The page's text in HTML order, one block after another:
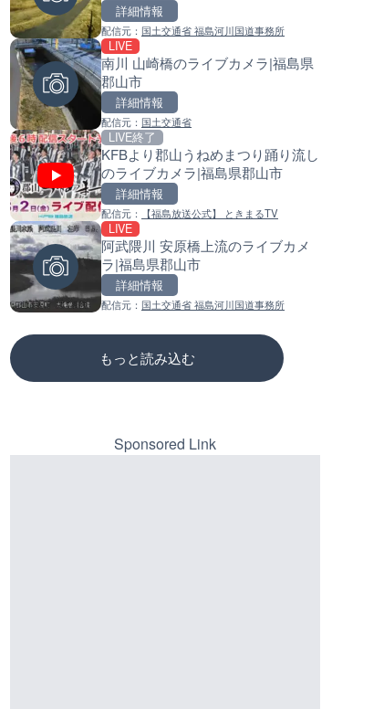
詳細情報
配信元： 国土交通省 福島河川国道事務所
LIVE
南川 山崎橋のライブカメラ|福島県
郡山市
詳細情報
配信元： 国土交通省
LIVE終了
KFBより郡山うねめまつり踊り流し
のライブカメラ|福島県郡山市
詳細情報
配信元： 【福島放送公式】 ときまるTV
LIVE
阿武隈川 安原橋上流のライブカメ
ラ|福島県郡山市
詳細情報
配信元： 国土交通省 福島河川国道事務所
もっと読み込む
配信元：【琉球放送】RBC NEWS
沖永良部島(知名町内)のライ
ごろごろ茶屋のライブカメラ|
県天川村
配信元： 天川村役場
知内川 上開田橋のライブカメ
賀県高島市
配信元：高島市役所 政策部 危機管理局
配信元：国土交通省 北海道開発局
東京都品川区南大井のライブ
道の駅さがのせきのライブカ
大分県大分市
配信元： 道の駅さがのせきPPカム
松江自動車道 三次東JCT・イ
ーチェンジのライブカメラ|広
配信元：国土交通省 三次河川国道事務所
Sponsored Link